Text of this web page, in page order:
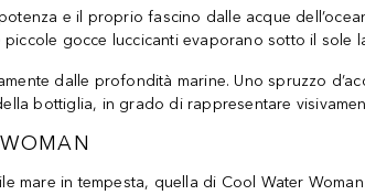
e il proprio fascino dalle acque
gocce luccicanti evaporano sotto il sole
dalle profondità marine. Uno spruzzo
bottiglia, in grado di rappresentare
in tempesta, quella di Cool Water